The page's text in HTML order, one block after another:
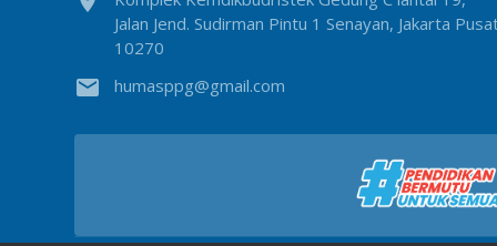
Jalan Jend. Sudirman Pintu 1 Senayan, Jakarta
10270
email humasppg@gmail.com